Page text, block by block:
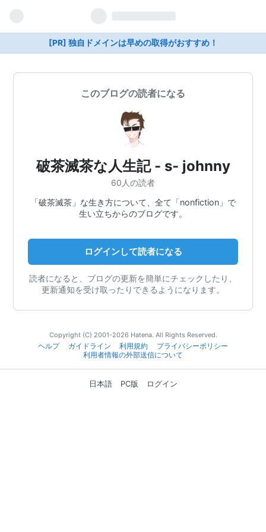
[PR] 独自ドメインは早めの取得がおすすめ！
このブログの読者になる
破茶滅茶な人生記 - s- johnny
60人の読者
「破茶滅茶」な生き方について、全て「nonfiction」で
生い立ちからのブログです。
ログインして読者になる
読者になると、ブログの更新を簡単にチェックしたり、
更新通知を受け取ったりできるようになります。
Copyright (C) 2001-2026 Hatena. All Rights Reserved.
ヘルプ
ガイドライン 利用規約
プライバシーポリシー
利用者情報の外部送信について
日本語 PC版 ログイン